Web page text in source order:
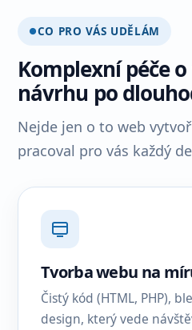
CO PRO VÁS UDĚLÁM
Komplexní péče
návrhu po
Nejde jen o to web
pracoval pro vás každý
Tvorba webu na
Čistý kód (HTML, PHP),
design, který vede